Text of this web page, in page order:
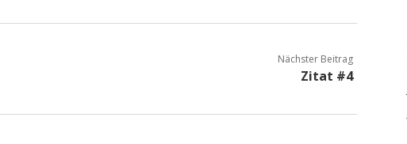
Nächster Beitrag
Zitat #4